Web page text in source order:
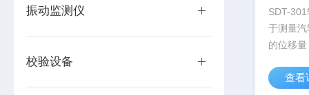
振动监测仪
校验设备
SDT-
于测量
的位移
警、恒
查看